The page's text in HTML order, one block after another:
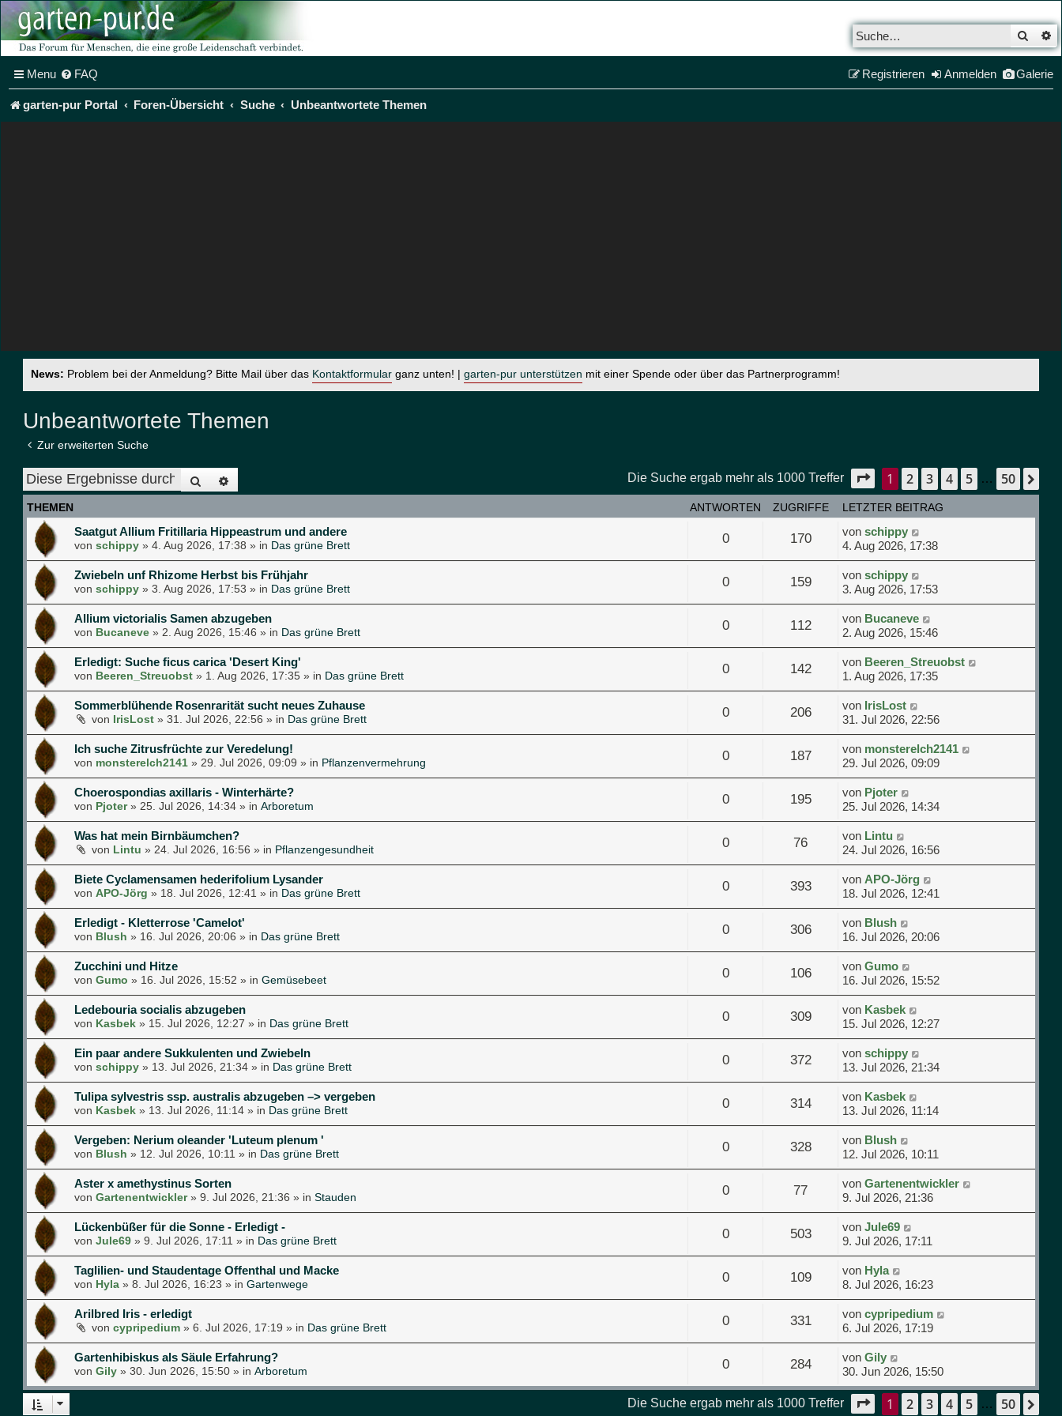
Menu FAQ Galerie
Anmelden
Registrieren
garten-pur Portal Foren-Übersicht Suche Unbeantwortete Themen
News: Problem bei der Anmeldung? Bitte Mail über das Kontaktformular ganz unten! | garten-pur unterstützen mit einer Spende oder über das Partnerprogramm!
Unbeantwortete Themen
Zur erweiterten Suche
Suche Die Suche ergab mehr als 1000 Treffer Seite 1von 50
1 2 3 4 5 … 50
THEMEN ANTWORTEN ZUGRIFFE LETZTER BEITRAG
Saatgut Allium Fritillaria Hippeastrum und andere
von schippy » 4. Aug 2026, 17:38 » in Das grüne Brett 0 170 von schippy
4. Aug 2026, 17:38
Zwiebeln unf Rhizome Herbst bis Frühjahr
von schippy » 3. Aug 2026, 17:53 » in Das grüne Brett 0 159 von schippy
3. Aug 2026, 17:53
Allium victorialis Samen abzugeben
von Bucaneve » 2. Aug 2026, 15:46 » in Das grüne Brett 0 112 von Bucaneve
2. Aug 2026, 15:46
Erledigt: Suche ficus carica 'Desert King'
von Beeren_Streuobst » 1. Aug 2026, 17:35 » in Das grüne Brett 0 142 von Beeren_Streuobst
1. Aug 2026, 17:35
Sommerblühende Rosenrarität sucht neues Zuhause
von IrisLost » 31. Jul 2026, 22:56 » in Das grüne Brett 0 206 von IrisLost
31. Jul 2026, 22:56
Ich suche Zitrusfrüchte zur Veredelung!
von monsterelch2141 » 29. Jul 2026, 09:09 » in Pflanzenvermehrung 0 187 von monsterelch2141
29. Jul 2026, 09:09
Choerospondias axillaris - Winterhärte?
von Pjoter» 25. Jul 2026, 14:34 » in Arboretum 0 195 von Pjoter
25. Jul 2026, 14:34
Was hat mein Birnbäumchen?
von Lintu » 24. Jul 2026, 16:56 » in Pflanzengesundheit 0 76 von Lintu
24. Jul 2026, 16:56
Biete Cyclamensamen hederifolium Lysander
von APO-Jörg » 18. Jul 2026, 12:41 » in Das grüne Brett 0 393 von APO-Jörg
18. Jul 2026, 12:41
Erledigt - Kletterrose 'Camelot'
von Blush » 16. Jul 2026, 20:06 » in Das grüne Brett 0 306 von Blush
16. Jul 2026, 20:06
Zucchini und Hitze
von Gumo » 16. Jul 2026, 15:52 » in Gemüsebeet 0 106 von Gumo
16. Jul 2026, 15:52
Ledebouria socialis abzugeben
von Kasbek » 15. Jul 2026, 12:27 » in Das grüne Brett 0 309 von Kasbek
15. Jul 2026, 12:27
Ein paar andere Sukkulenten und Zwiebeln
von schippy » 13. Jul 2026, 21:34 » in Das grüne Brett 0 372 von schippy
13. Jul 2026, 21:34
Tulipa sylvestris ssp. australis abzugeben –> vergeben
von Kasbek » 13. Jul 2026, 11:14 » in Das grüne Brett 0 314 von Kasbek
13. Jul 2026, 11:14
Vergeben: Nerium oleander 'Luteum plenum '
von Blush » 12. Jul 2026, 10:11 » in Das grüne Brett 0 328 von Blush
12. Jul 2026, 10:11
Aster x amethystinus Sorten
von Gartenentwickler» 9. Jul 2026, 21:36 » in Stauden 0 77 von Gartenentwickler
9. Jul 2026, 21:36
Lückenbüßer für die Sonne - Erledigt -
von Jule69 » 9. Jul 2026, 17:11 » in Das grüne Brett 0 503 von Jule69
9. Jul 2026, 17:11
Taglilien- und Staudentage Offenthal und Macke
von Hyla » 8. Jul 2026, 16:23 » in Gartenwege 0 109 von Hyla
8. Jul 2026, 16:23
Arilbred Iris - erledigt
von cypripedium » 6. Jul 2026, 17:19 » in Das grüne Brett 0 331 von cypripedium
6. Jul 2026, 17:19
Gartenhibiskus als Säule Erfahrung?
von Gily » 30. Jun 2026, 15:50 » in Arboretum 0 284 von Gily
30. Jun 2026, 15:50
Die Suche ergab mehr als 1000 Treffer Seite 1von 50
1 2 3 4 5 … 50